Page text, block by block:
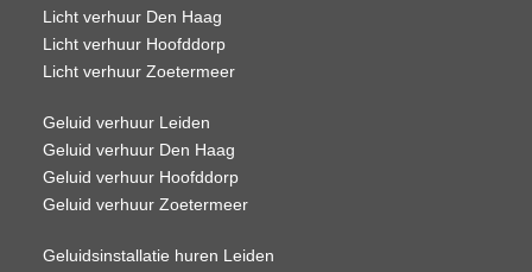
Licht verhuur Den Haag
Licht verhuur Hoofddorp
Licht verhuur Zoetermeer
Geluid verhuur Leiden
Geluid verhuur Den Haag
Geluid verhuur Hoofddorp
Geluid verhuur Zoetermeer
Geluidsinstallatie huren Leiden